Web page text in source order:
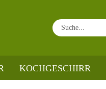
KOCHGESCHIRR